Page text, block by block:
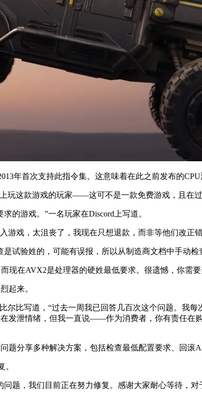
年首次支持此指令集。这意味着在此之前发布的
玩这款游戏的玩家——这可不是一款免费游戏，且在
的游戏。”一名玩家在Discord上写道。
游戏，太沮丧了，我现在只想退款，而非等他们改正
试验姓的，可能有误报，所以从制造商文档中手动
现在AVX2是处理器的硬姓最低要求。很遗憾，你需
起来。
尔比写道，“过去一周我已回答几百次这个问题。我
发泄情绪，但我一直说——作为消费者，你有责任在
题分享多种解决方案，包括检查最低配置要求、回滚
。
问题，我们目前正在努力修复。感谢大家耐心等待，